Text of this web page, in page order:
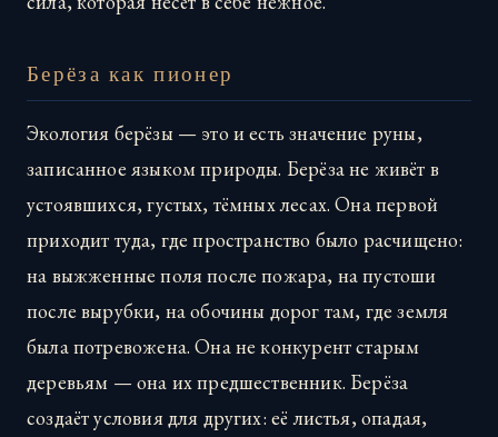
Берёза как пионер
Экология берёзы — это и есть значение руны,
записанное языком природы. Берёза не живёт в
устоявшихся, густых, тёмных лесах. Она первой
приходит туда, где пространство было расчищено:
на выжженные поля после пожара, на пустоши
после вырубки, на обочины дорог там, где земля
была потревожена. Она не конкурент старым
деревьям — она их предшественник. Берёза
создаёт условия для других: её листья, опадая,